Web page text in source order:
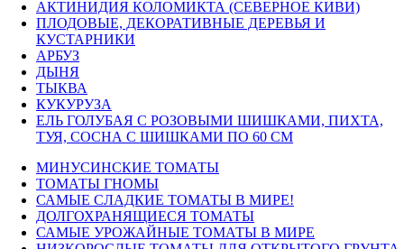
АКТИНИДИЯ КОЛОМИКТА (СЕВЕРНОЕ КИВИ)
ПЛОДОВЫЕ, ДЕКОРАТИВНЫЕ ДЕРЕВЬЯ И
КУСТАРНИКИ
АРБУЗ
ДЫНЯ
ТЫКВА
КУКУРУЗА
ЕЛЬ ГОЛУБАЯ С РОЗОВЫМИ ШИШКАМИ, ПИХТА,
ТУЯ, СОСНА С ШИШКАМИ ПО 60 СМ
МИНУСИНСКИЕ ТОМАТЫ
ТОМАТЫ ГНОМЫ
САМЫЕ СЛАДКИЕ ТОМАТЫ В МИРЕ!
ДОЛГОХРАНЯЩИЕСЯ ТОМАТЫ
САМЫЕ УРОЖАЙНЫЕ ТОМАТЫ В МИРЕ